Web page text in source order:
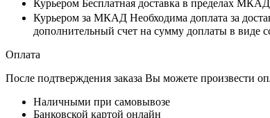
Курьером Бесплатная доставка в пределах МКАД
Курьером за МКАД Необходима доплата за
дополнительный счет на сумму доплаты в виде
Оплата
После подтверждения заказа Вы можете произвести
Наличными при самовывозе
Банковской картой онлайн